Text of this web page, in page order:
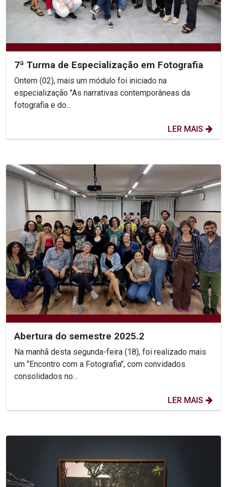
7ª Turma de Especialização em Fotografia
Ontem (02), mais um módulo foi iniciado na
especialização "As narrativas contemporâneas da
fotografia e do...
LER MAIS
Abertura do semestre 2025.2
Na manhã desta segunda-feira (18), foi realizado mais
um "Encontro com a Fotografia", com convidados
consolidados no...
LER MAIS